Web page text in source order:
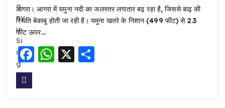
आगरा। आगरा में यमुना नदी का जलस्तर लगातार बढ़ रहा है, जिससे बाढ़ की
स्थिति बेकाबू होती जा रही है। यमुना खतरे के निशान (499 फीट) से 2.3
फीट ऊपर…
F WX S